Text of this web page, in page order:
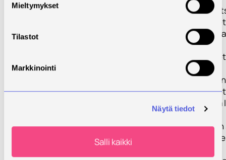
Mieltymykset
Tilastot
Markkinointi
Näytä tiedot
Salli kaikki
Digitalisaatio
- Yrityksissä
digitaalisia
aputyökaluja
- Yrityksissä
hitsauksen
- Yrityksissä
etäohjelmointia
- Yrityksissä